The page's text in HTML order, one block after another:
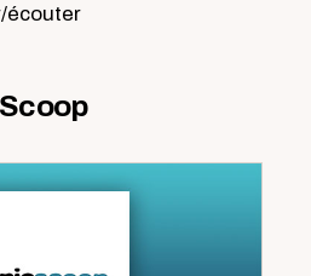
écouter